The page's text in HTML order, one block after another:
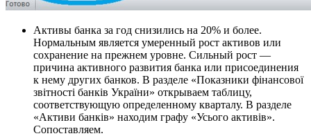
Активы банка за год снизились на 20% и более.
Нормальным является умеренный рост активов или
сохранение на прежнем уровне. Сильный рост —
причина активного развития банка или присоединения
к нему других банков. В разделе «Показники фінансової
звітності банків України» открываем таблицу,
соответствующую определенному кварталу. В разделе
«Активи банків» находим графу «Усього активів».
Сопоставляем.